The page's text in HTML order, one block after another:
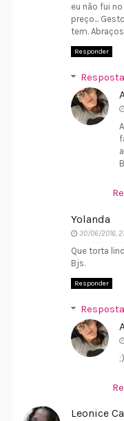
eu não fui
preço...
tem. Abraços
Responder
Yolanda
30/06/2016,
Que torta
Bjs.
Responder
;)
Leonice